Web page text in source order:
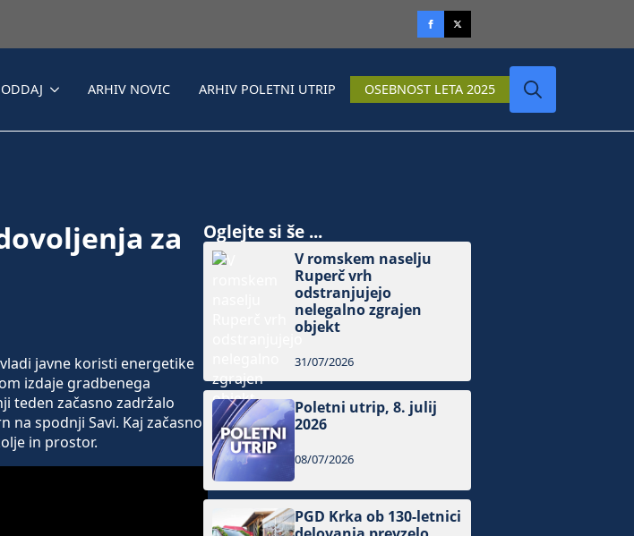
ARHIV NOVIC ARHIV POLETNI UTRIP OSEBNOST LETA 2025
za
javne koristi energetike
izdaje gradbenega
teden začasno zadržalo
spodnji Savi. Kaj začasno
in prostor.
Oglejte si še ...
V romskem naselju
Ruperč vrh
odstranjujejo
nelegalno zgrajen
objekt
31/07/2026
Poletni utrip, 8. julij
2026
08/07/2026
PGD Krka ob 130-letnici